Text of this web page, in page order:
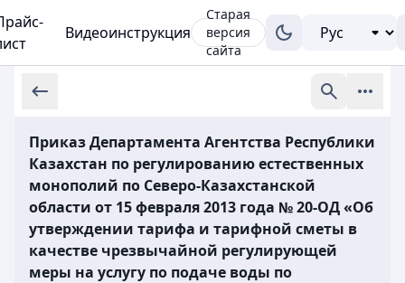
Видеоинструкция
Старая
версия
сайта
Приказ Департамента Агентства Республики
Казахстан по регулированию естественных
монополий по Северо-Казахстанской
области от 15 февраля 2013 года № 20-ОД «Об
утверждении тарифа и тарифной сметы в
качестве чрезвычайной регулирующей
меры на услугу по подаче воды по